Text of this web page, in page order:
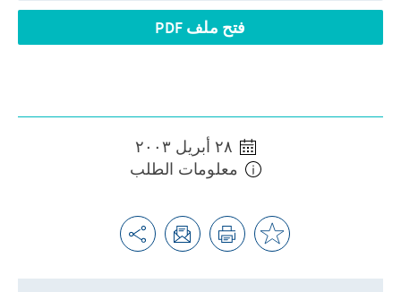
فتح ملف PDF
معلومات الطلب